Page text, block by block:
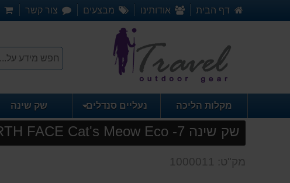
דף הבית אודותינו מבצעים צור קשר
מקלות הליכה נעליים סנדלים שק שינה
שק שינה 7- THE NORTH FACE Cat's Meow Eco
מק"ט: 1000011